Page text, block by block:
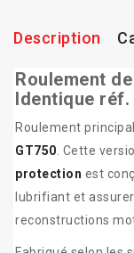
Description
Roulement
Identique réf.
Roulement
GT750 . Cette
protection est
lubrifiant et
reconstructions